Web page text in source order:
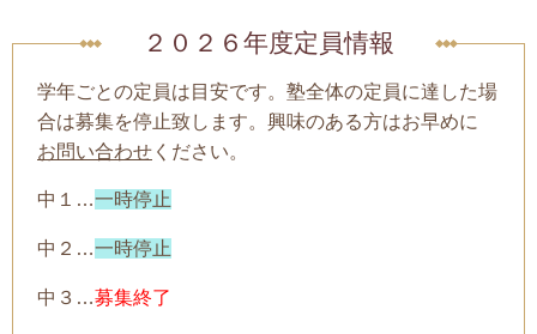
２０２６年度定員情報
学年ごとの定員は目安です。塾全体の定員に達した場
合は募集を停止致します。興味のある方はお早めに
お問い合わせ ください。
中１…一時停止
中２…一時停止
中３…募集終了